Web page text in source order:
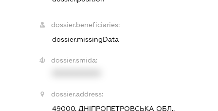
dossier.beneficiaries:
dossier.missingData
dossier.smida:
dossier.address:
49000, ДНІПРОПЕТРОВСЬКА ОБЛ.,